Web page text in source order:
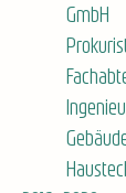
GmbH